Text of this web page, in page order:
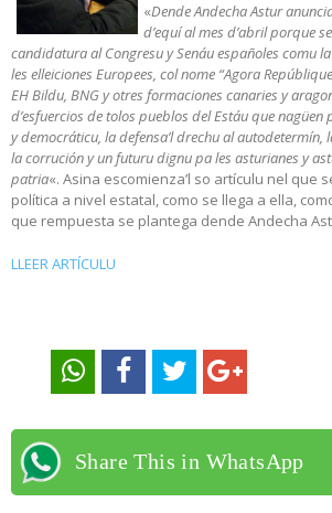
«Dende Andecha Astur
d’equí al mes d’abril porque
candidatura al Congresu y Senáu españoles comu
les elleiciones Europees, col nome “Agora
EH Bildu, BNG y otres formaciones canaries y
d’esfuercios de tolos pueblos del Estáu que
y democráticu, la defensa’l drechu al autodetermín,
la corrución y un futuru dignu pa les asturianes y
patria«. Asina escomienza’l so artículu nel que
política a nivel estatal, como se llega a ella,
que rempuesta se plantega dende Andecha
LLEER ARTÍCULU
Share This in WhatsApp